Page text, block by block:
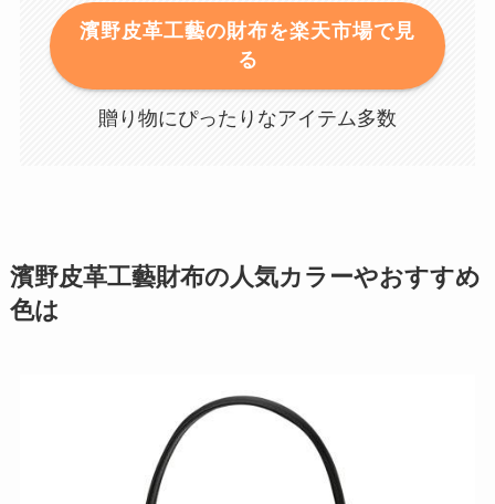
濱野皮革工藝の財布を楽天市場で見
る
贈り物にぴったりなアイテム多数
濱野皮革工藝財布の人気カラーやおすすめ
色は